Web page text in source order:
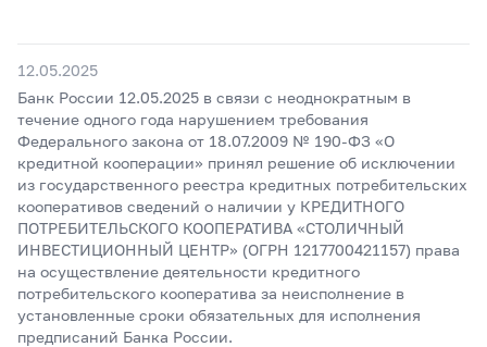
12.05.2025
Банк России 12.05.2025 в связи с неоднократным в
течение одного года нарушением требования
Федерального закона от 18.07.2009 № 190-ФЗ «О
кредитной кооперации» принял решение об исключении
из государственного реестра кредитных потребительских
кооперативов сведений о наличии у КРЕДИТНОГО
ПОТРЕБИТЕЛЬСКОГО КООПЕРАТИВА «СТОЛИЧНЫЙ
ИНВЕСТИЦИОННЫЙ ЦЕНТР» (ОГРН 1217700421157) права
на осуществление деятельности кредитного
потребительского кооператива за неисполнение в
установленные сроки обязательных для исполнения
предписаний Банка России.